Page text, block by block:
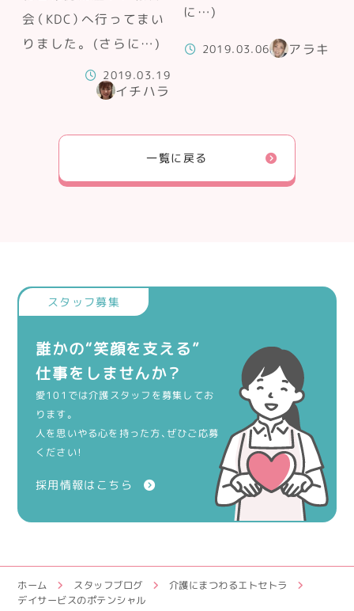
会（KDC）へ行ってまい
りました。 (さらに…)
2019.03.19
イチハラ
に…)
2019.03.06 アラキ
一覧に戻る
誰かの“笑顔を支える”
仕事をしませんか？
愛101では介護スタッフを募集してお
ります。
人を思いやる心を持った方、ぜひご応募
ください！
採用情報はこちら
ホーム スタッフブログ
介護にまつわるエトセトラ
デイサービスのポテンシャル